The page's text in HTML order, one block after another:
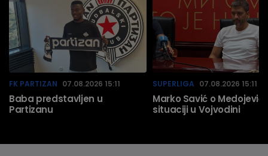
FK PARTIZAN 07.08.2026 15:11
Baba predstavljen u
Partizanu
SUPERLIGA 07.08.2026 15:11
Marko Savić o
situaciji u Vojvodini